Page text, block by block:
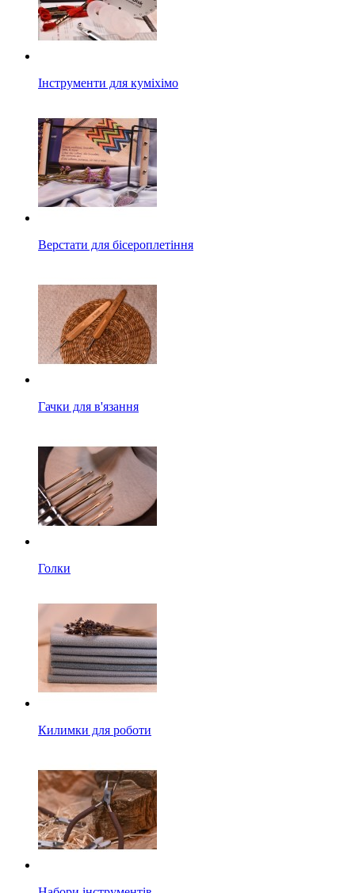
Інструменти для куміхімо
Верстати для бісероплетіння
Гачки для в'язання
Голки
Килимки для роботи